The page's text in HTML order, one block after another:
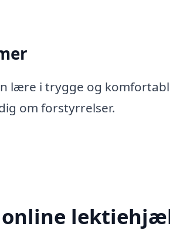
lære i trygge og
om forstyrrelser.
online